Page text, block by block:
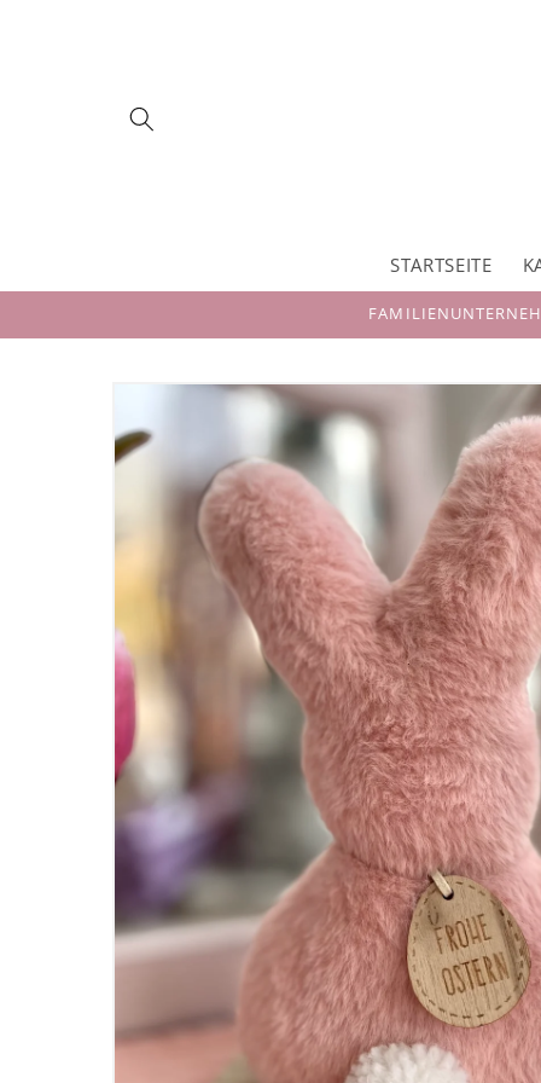
STARTSEITE
Produktinformationen
springen